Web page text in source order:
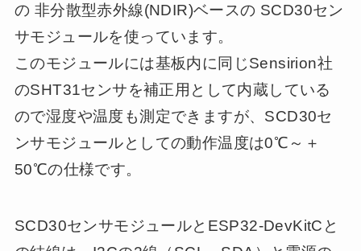
の 非分散型赤外線(NDIR)ベースの SCD30セン
サモジュールを使っています。
このモジュールには基板内に同じSensirion社
のSHT31センサを補正用として内蔵している
ので湿度や温度も測定できますが、SCD30セ
ンサモジュールとしての動作温度は0℃～＋
50℃の仕様です。
SCD30センサモジュールとESP32-DevKitCと